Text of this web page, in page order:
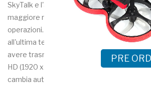
SkyTalk e l'applicazione preinstallata DJI
maggiore rapidità e semplicità nello
operazioni. OcuSync 2.0 e trasmissione
all'ultima tecnologia in fatto di trasmissione
avere trasmissione in diretta di video in
HD (1920 x 1080) senza alcuna perdita di
cambia automaticamente frequenza tra le
PRE